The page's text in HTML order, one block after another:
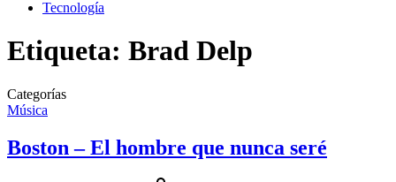
Tecnología
Etiqueta: Brad Delp
Categorías
Música
Boston – El hombre que nunca seré